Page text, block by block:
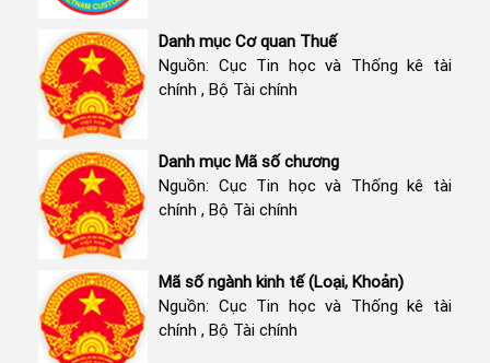
Danh mục Cơ quan Thuế
Nguồn: Cục Tin học và Thống kê tài
chính , Bộ Tài chính
Danh mục Mã số chương
Nguồn: Cục Tin học và Thống kê tài
chính , Bộ Tài chính
Mã số ngành kinh tế (Loại, Khoản)
Nguồn: Cục Tin học và Thống kê tài
chính , Bộ Tài chính